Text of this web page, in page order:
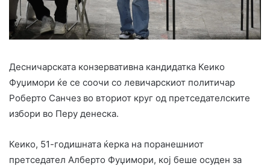
Десничарската конзервативна кандидатка Кеико
Фуџимори ќе се соочи со левичарскиот политичар
Роберто Санчез во вториот круг од претседателските
избори во Перу денеска.
Кеико, 51-годишната ќерка на поранешниот
претседател Алберто Фуџимори, кој беше осуден за